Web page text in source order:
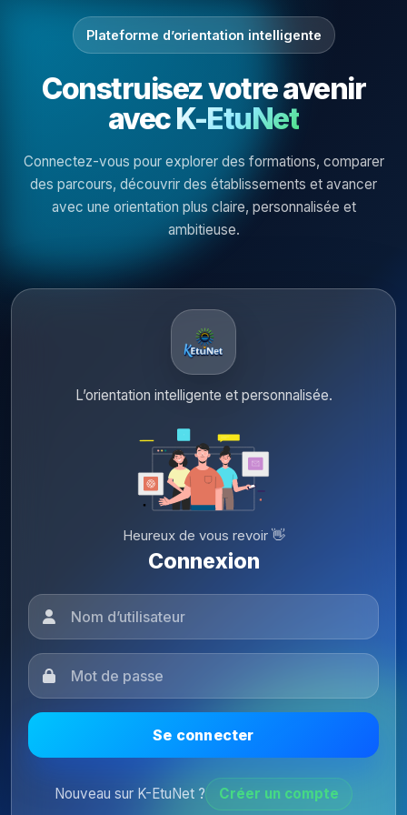
Plateforme d’orientation intelligente
Construisez votre avenir
avecK-EtuNet
Connectez-vous pour explorer des formations, comparer
des parcours, découvrir des établissements et avancer
avec une orientation plus claire, personnalisée et
ambitieuse.
L’orientation intelligente et personnalisée.
Heureux de vous revoir 👋
Connexion
Se connecter
Nouveau sur K-EtuNet ? Créer un compte